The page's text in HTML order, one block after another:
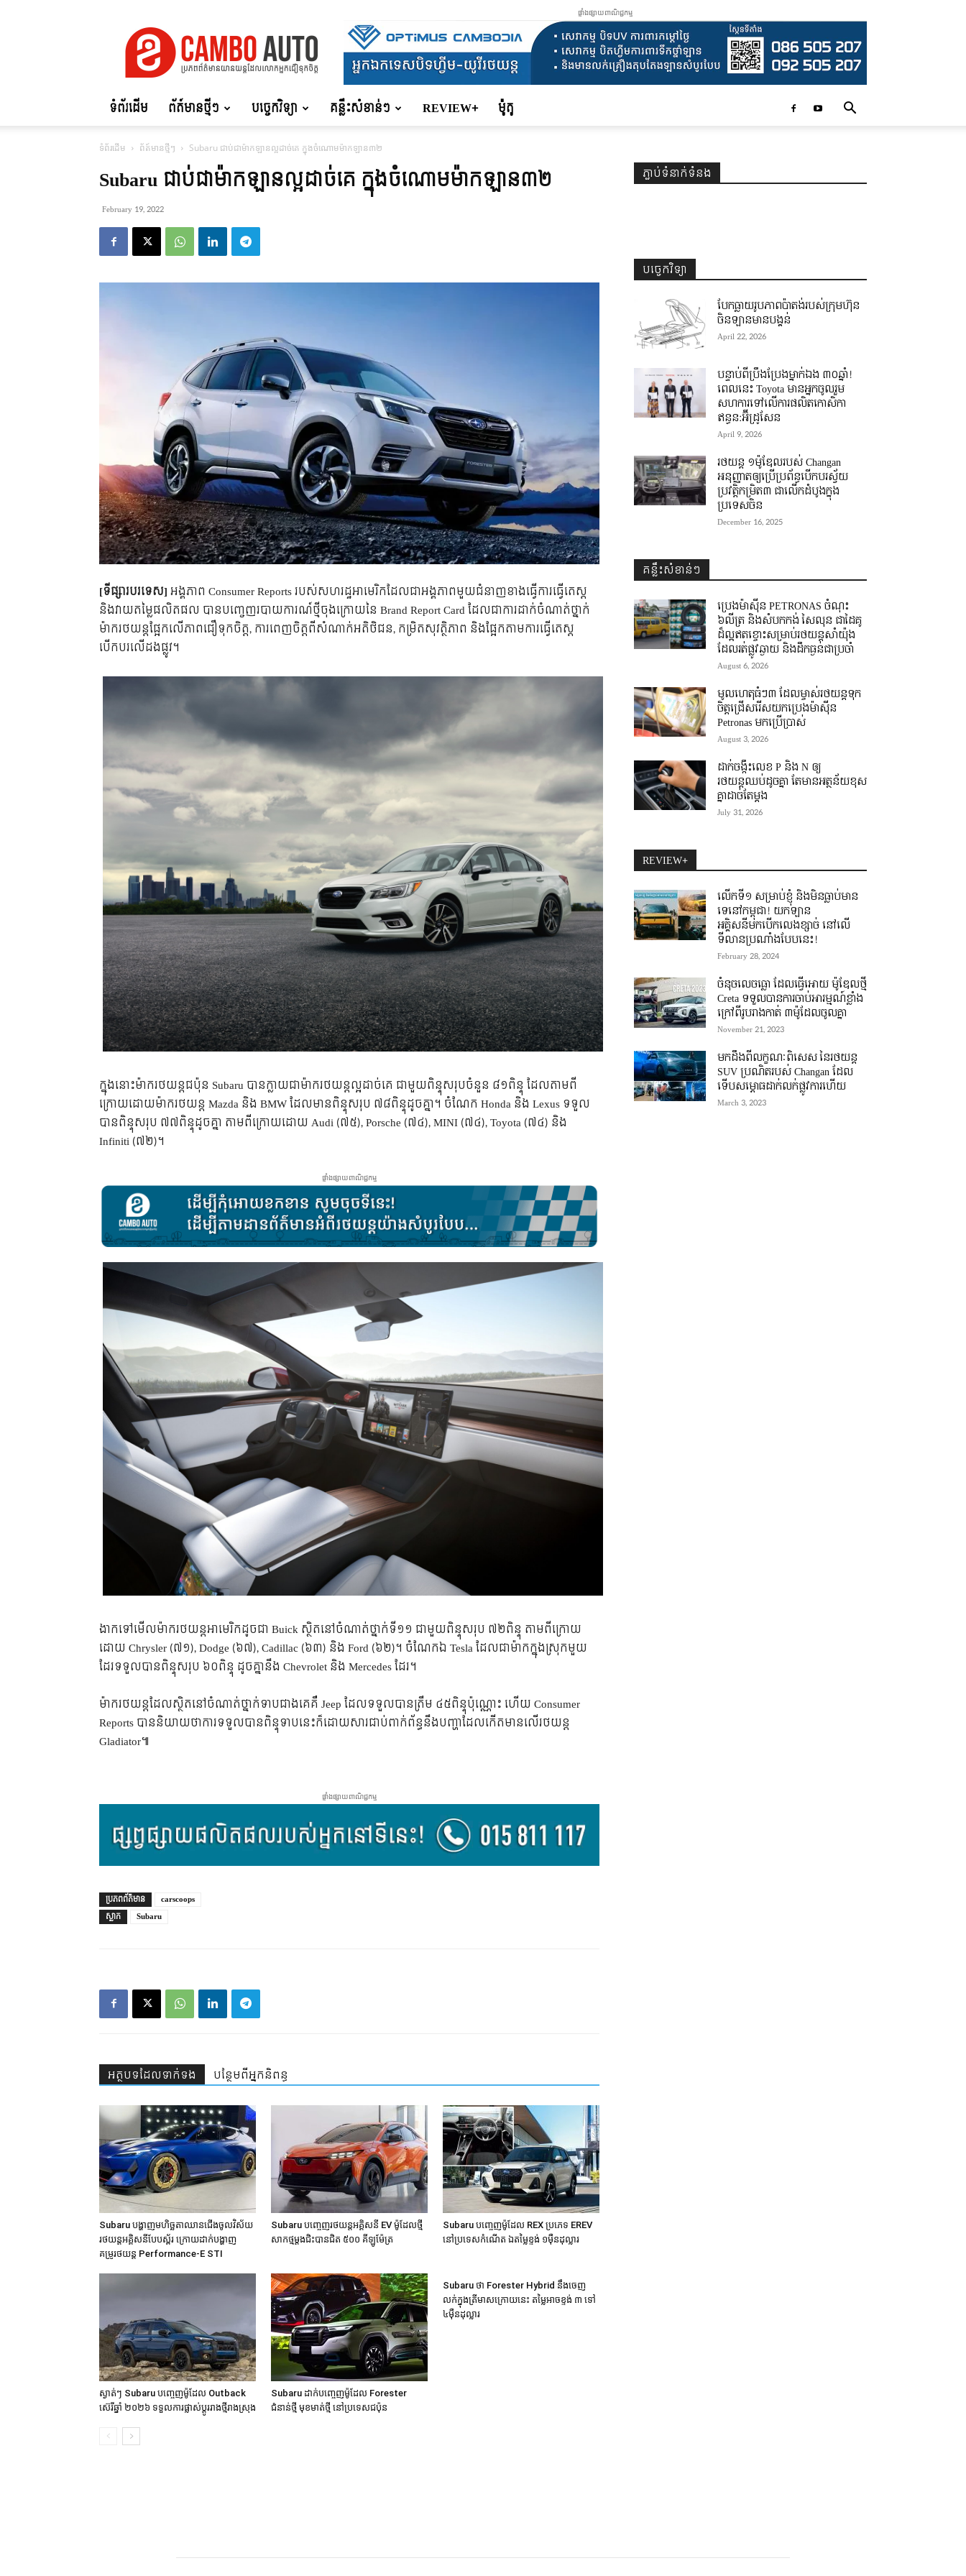
Auto
ផ្ទាំងផ្សាយពាណិជ្ជកម្ម
ទំព័រដើម ព័ត៍មានថ្មីៗ បច្ចេកវិទ្យា គន្លឹះសំខាន់ៗ REVIEW+ ម៉ូតូ
ទំព័រដើម ព័ត៍មានថ្មីៗ Subaru ជាប់ជាម៉ាកឡានល្អដាច់គេ ក្នុងចំណោមម៉ាកឡាន៣២
Subaru ជាប់ជាម៉ាកឡានល្អដាច់គេ ក្នុងចំណោមម៉ាកឡាន៣២
February 19, 2022
[ទីផ្សារបរទេស]អង្គភាព Consumer Reports របស់សហរដ្ឋអាមេរិកដែលជាអង្គភាពមួយជំនាញខាងធ្វើការធ្វើតេស្ត
និងវាយតម្លៃផលិតផល បាន​បញ្ចេញរបាយការណ៍ថ្មីចុងក្រោយនៃ Brand Report Card ដែល​ជាការដាក់ចំណាត់ថ្នាក់
ម៉ាករថយន្តផ្អែកលើភាពជឿទុកចិត្ត, ការពេញចិត្តពីសំណាក់អតិថិជន, កម្រិតសុវត្ថិភាព និងផ្អែកតាមការធ្វើតេស្ត
បើកបរលើដងផ្លូវ។
ក្នុងនោះម៉ាករថយន្តជប៉ុន Subaru បានក្លាយជាម៉ាករថយន្តល្អដាច់គេ ជាមួយពិន្ទុសរុបចំនួន ៨១ពិន្ទុ ដែលតាមពី
ក្រោយដោយម៉ាករថយន្ត Mazda និង BMW ដែលមានពិន្ទុសរុប ៧៨ពិន្ទុដូចគ្នា។ ចំណែក Honda និង Lexus ទទួល
បានពិន្ទុសរុប ៧៧ពិន្ទុដូចគ្នា តាមពីក្រោយដោយ Audi (៧៥), Porsche (៧៤), MINI (៧៤), Toyota (៧៤) និង
Infiniti (៧២)។
ផ្ទាំងផ្សាយពាណិជ្ជកម្ម
ងាកទៅមើលម៉ាករថយន្តអាមេរិកដូចជា Buick ស្ថិតនៅចំណាត់ថ្នាក់ទី១១ ជាមួយពិន្ទុសរុប ៧២ពិន្ទុ តាមពីក្រោយ
ដោយ Chrysler (៧១), Dodge (៦៧), Cadillac (៦៣) និង Ford (៦២)។ ចំណែកឯ Tesla ដែលជាម៉ាកក្នុងស្រុកមួយ
ដែរទទួលបានពិន្ទុសរុប ៦០ពិន្ទុ ដូចគ្នានឹង Chevrolet និង Mercedes ដែរ។
ម៉ាករថយន្តដែលស្ថិតនៅចំណាត់ថ្នាក់ទាបជាងគេគឺ Jeep ដែលទទួលបានត្រឹម ៤៥ពិន្ទុប៉ុណ្ណោះ ហើយ​ Consumer
Reports បាននិយាយថាការទទួលបានពិន្ទុទាបនេះក៏ដោយសារជាប់ពាក់ព័ន្ធនឹងបញ្ហាដែលកើតមានលើរថយន្ត
Gladiator៕
ផ្ទាំងផ្សាយពាណិជ្ជកម្ម
ប្រភព​ព័ត៌មាន
carscoops
ស្លាក
Subaru
អត្ថបទ​ដែល​ទាក់ទង បន្ថែម​ពី​អ្នកនិពន្ធ
Subaru បង្ហាញមហិច្ឆតាឈានជើងចូលវិស័យ
រថយន្ដអគ្គិសនីបែបស្ព័រ ក្រោយដាក់បង្ហាញ
គម្រូរថយន្ដ Performance-E STI
Subaru បញ្ចេញរថយន្តអគ្គិសនី EV ម៉ូដែលថ្មី
សាកថ្មម្តងជិះបានជិត ៥០០ គីឡូម៉ែត្រ
Subaru បញ្ចេញម៉ូដែល REX ប្រភេទ EREV
នៅប្រទេសកំណើត ឯតម្លៃខ្ទង់ ១មុឺនដុល្លារ
ស្ងាត់ៗ Subaru បញ្ចេញម៉ូដែល Outback
ស៊េរីឆ្នាំ ២០២៦ ទទួលការផ្លាស់ប្តូររាងថ្មីរាងស្រុង
Subaru ដាក់បញ្ចេញម៉ូដែល Forester
ជំនាន់ថ្មី មុខមាត់ថ្មី នៅប្រទេសជប៉ុន
Subaru ថា Forester Hybrid នឹងចេញ
លក់ក្នុងត្រីមាសក្រោយនេះ តម្លៃអាចខ្ទង់ ៣ ទៅ
៤មុឺនដុល្លារ
ភ្ជាប់ទំនាក់ទំនង
បច្ចេកវិទ្យា
បែកធ្លាយរូបភាពប៉ាតង់របស់ក្រុមហ៊ុន
ចិនឡានមានបង្គន់
April 22, 2026
បន្ទាប់ពីប្រឹងប្រែងម្នាក់ឯង ៣០ឆ្នាំ! ​
ពេលនេះ Toyota មានអ្នកចូលរួម
សហការទៅលើការផលិតកោសិកា
ឥន្ធន:អ៊ីដ្រូសែន
April 9, 2026
រថយន្ត ១ម៉ូឌែលរបស់ Changan
អនុញ្ញាតឲ្យប្រើប្រព័ន្ធបើកបរស្វ័យ
ប្រវត្តិកម្រិត៣ ជាលើកដំបូងក្នុង
ប្រទេសចិន
December 16, 2025
គន្លឹះសំខាន់ៗ
ប្រេងម៉ាស៊ីន PETRONAS ចំណុះ
៦លីត្រ និងសំបកកង់ សៃលុន ជាដៃគូ
ដ៏ល្អឥតខ្ចោះសម្រាប់រថយន្តសាំយ៉ុង
ដែលរត់ផ្លូវឆ្ងាយ និងដឹកធ្ងន់ជាប្រចាំ
August 6, 2026
មូលហេតុធំៗ៣ ដែលម្ចាស់រថយន្តទុក
ចិត្តជ្រើសរើសយកប្រេងម៉ាស៊ីន
Petronas មកប្រើប្រាស់
August 3, 2026
ដាក់ចង្កឹះលេខ P និង N ឲ្យ
រថយន្តឈប់ដូចគ្នា តែមានអត្ថន័យខុស
គ្នាដាច់តែម្តង
July 31, 2026
REVIEW+
លើកទី១ សម្រាប់ខ្ញុំ និងមិនធ្លាប់មាន
ទេនៅកម្ពុជា! យកឡាន
អគ្គិសនីមកបើកលេងខ្សាច់ នៅលើ
ទីលានប្រណាំងបែបនេះ!
February 28, 2024
ចំនុចលេចធ្លោ ដែលធ្វើអោយ ម៉ូឌែលថ្មី
Creta ទទួលបានការចាប់អារម្មណ៍ខ្លាំង
ក្រៅពីរូបរាងកាត់ ៣ម៉ូដែលចូលគ្នា
November 21, 2023
មកដឹងពីលក្ខណៈពិសេស នៃរថយន្ត
SUV ប្រណិតរបស់ Changan ដែល
ទើបសម្ភោធដាក់លក់ផ្លូវការហើយ
March 3, 2023